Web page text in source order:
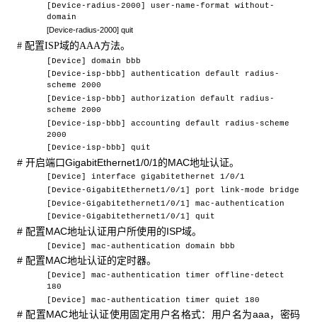
[Device-radius-2000] user-name-format without-
domain
[Device-radius-2000] quit
# 配置ISP域的AAA方法。
[Device] domain bbb
[Device-isp-bbb] authentication default radius-
scheme 2000
[Device-isp-bbb] authorization default radius-
scheme 2000
[Device-isp-bbb] accounting default radius-scheme
2000
[Device-isp-bbb] quit
# 开启端口GigabitEthernet1/0/1的MAC地址认证。
[Device] interface gigabitethernet 1/0/1
[Device-GigabitEthernet1/0/1] port link-mode bridge
[Device-Gigabitethernet1/0/1] mac-authentication
[Device-Gigabitethernet1/0/1] quit
# 配置MAC地址认证用户所使用的ISP域。
[Device] mac-authentication domain bbb
# 配置MAC地址认证的定时器。
[Device] mac-authentication timer offline-detect
180
[Device] mac-authentication timer quiet 180
#配置MAC地址认证使用固定用户名格式：用户名为aaa，密码